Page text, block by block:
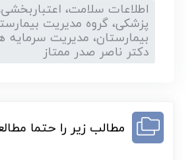
اطلاعات سلامت،
پزشکی، گروه مدیریت
بیمارستان، مدیریت سرمایه
دکتر ناصر صدر ممتاز
مطالب زیر را حتما